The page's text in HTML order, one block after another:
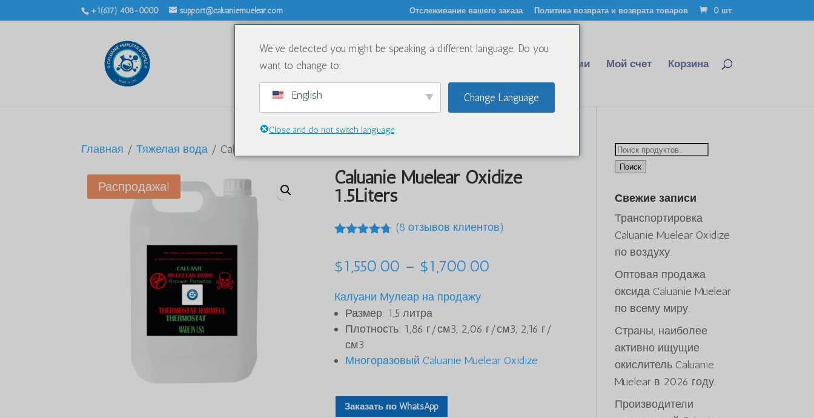
+1(617) 408-0000 support@caluaniemuelear.com Отслеживание вашего заказа Политика возврата и возврата товаров 0 шт.
Свяжитесь с нами Мой счет Корзина
Главная /Тяжелая вода / Caluanie Muelear Oxidize 1.5Liters
Распродажа!
Caluanie Muelear Oxidize
1.5Liters
на основе
опроса
лей
(8 отзывов клиентов)
$1,550.00 – $1,700.00
до
Калуани Мулеар на продажу
Размер: 1,5 литра
Плотность: 1,86 г/см3, 2,06 г/см3, 2,16 г/
см3
Многоразовый Caluanie Muelear Oxidize
Заказать по WhatsApp
Искать:
Поиск
Свежие записи
Транспортировка
Caluanie Muelear Oxidize
по воздуху.
Оптовая продажа
оксида Caluanie Muelear
по всему миру.
Страны, наиболее
активно ищущие
окислитель Caluanie
Muelear в 2026 году.
Производители
We've detected you might be speaking a different language. Do you
want to change to:
English Change Language
Close and do not switch language